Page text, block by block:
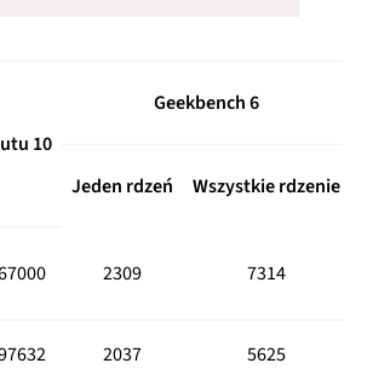
10
Geekbench 6
Jeden rdzeń
Wszystkie rdzenie
2309 7314
2037 5625